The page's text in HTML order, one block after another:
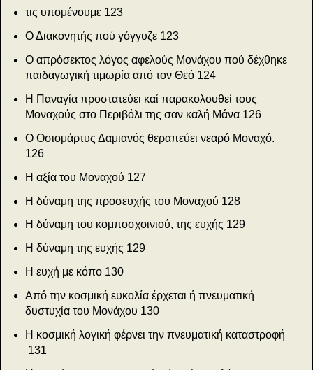
τις υπομένουμε 123
Ο Διακονητής πού γόγγυζε 123
Ο απρόσεκτος λόγος αφελούς Μονάχου πού δέχθη­κε
παιδαγωγική τιμωρία από τον Θεό 124
Η Παναγία προστατεύει καί παρακολουθεί τους
Μοναχούς στο Περιβόλι της σαν καλή Μάνα 126
Ο Οσιομάρτυς Δαμιανός θεραπεύει νεαρό Μοναχό.
126
Η αξία του Μοναχού 127
Η δύναμη της προσευχής του Μοναχού 128
Η δύναμη του κομποσχοινιού, της ευχής 129
Η δύναμη της ευχής 129
Η ευχή με κόπο 130
Από την κοσμική ευκολία έρχεται ή πνευματική
δυστυχία του Μονάχου 130
Η κοσμική λογική φέρνει την πνευματική καταστροφή
131